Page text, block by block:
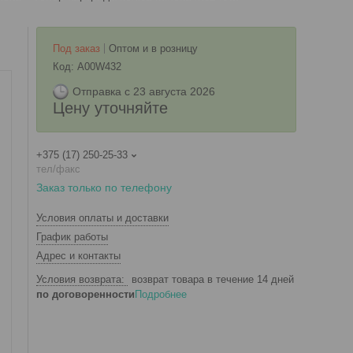
Под заказ
Оптом и в розницу
Код: A00W432
Отправка с 23 августа 2026
Цену уточняйте
+375 (17) 250-25-33
тел/факс
Заказ только по телефону
Условия оплаты и доставки
График работы
Адрес и контакты
возврат товара в течение 14 дней
по договоренности Подробнее